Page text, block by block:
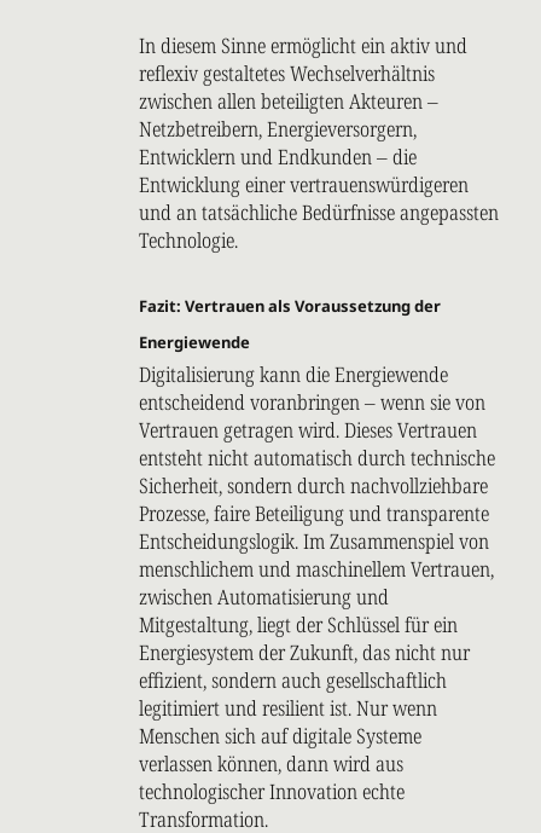
In diesem Sinne ermöglicht ein aktiv und
reflexiv gestaltetes Wechselverhältnis
zwischen allen beteiligten Akteuren –
Netzbetreibern, Energieversorgern,
Entwicklern und Endkunden – die
Entwicklung einer vertrauenswürdigeren
und an tatsächliche Bedürfnisse angepassten
Technologie.
Fazit: Vertrauen als Voraussetzung der
Energiewende
Digitalisierung kann die Energiewende
entscheidend voranbringen – wenn sie von
Vertrauen getragen wird. Dieses Vertrauen
entsteht nicht automatisch durch technische
Sicherheit, sondern durch nachvollziehbare
Prozesse, faire Beteiligung und transparente
Entscheidungslogik. Im Zusammenspiel von
menschlichem und maschinellem Vertrauen,
zwischen Automatisierung und
Mitgestaltung, liegt der Schlüssel für ein
Energiesystem der Zukunft, das nicht nur
effizient, sondern auch gesellschaftlich
legitimiert und resilient ist. Nur wenn
Menschen sich auf digitale Systeme
verlassen können, dann wird aus
technologischer Innovation echte
Transformation.